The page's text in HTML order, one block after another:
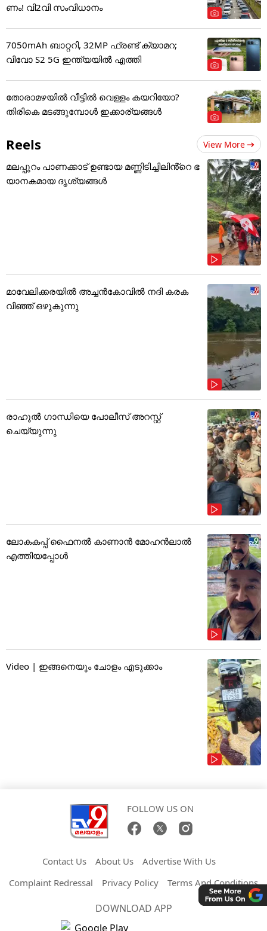
ണം! വി2വി സംവിധാനം
7050mAh ബാറ്ററി, 32MP ഫ്രണ്ട് ക്യാമറ;
വിവോ S2 5G ഇന്ത്യയിൽ എത്തി
തോരാമഴയിൽ വീട്ടിൽ വെള്ളം കയറിയോ?
തിരികെ മടങ്ങുമ്പോൾ ഇക്കാര്യങ്ങൾ
Reels View More
മലപ്പുറം പാണക്കാട് ഉണ്ടായ മണ്ണിടിച്ചിലിൻ്റെ ഭ
യാനകമായ ദൃശ്യങ്ങൾ
മാവേലിക്കരയിൽ അച്ചൻകോവിൽ നദി കരക
വിഞ്ഞ് ഒഴുകുന്നു
രാഹുൽ ഗാന്ധിയെ പോലീസ് അറസ്റ്റ്
ചെയ്യുന്നു
ലോകകപ്പ് ഫൈനൽ കാണാൻ മോഹൻലാൽ
എത്തിയപ്പോൾ
Video | ഇങ്ങനെയും ചോളം എടുക്കാം
FOLLOW US ON
Contact Us About Us
Advertise With Us
Complaint Redressal
Privacy Policy Terms And Conditions
DOWNLOAD APP